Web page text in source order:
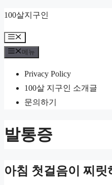
컨
츠
로
100살지구인
메
뉴
메뉴
Privacy Policy
100살 지구인 소개글
문의하기
발통증
아침 첫걸음이 찌